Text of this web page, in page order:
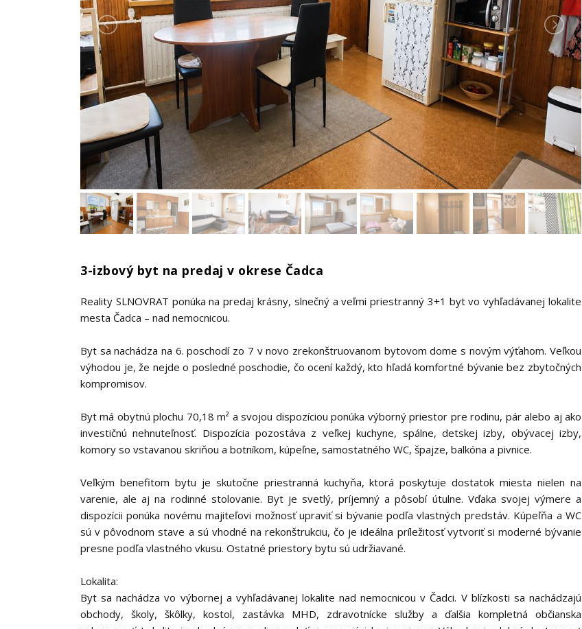
3-izbový byt na predaj v okrese Čadca
Reality SLNOVRAT ponúka na predaj krásny, slnečný a veľmi priestranný 3+1 byt vo vyhľadávanej lokalite
mesta Čadca – nad nemocnicou.
Byt sa nachádza na 6. poschodí zo 7 v novo zrekonštruovanom bytovom dome s novým výťahom. Veľkou
výhodou je, že nejde o posledné poschodie, čo ocení každý, kto hľadá komfortné bývanie bez zbytočných
kompromisov.
Byt má obytnú plochu 70,18 m² a svojou dispozíciou ponúka výborný priestor pre rodinu, pár alebo aj ako
investičnú nehnuteľnosť. Dispozícia pozostáva z veľkej kuchyne, spálne, detskej izby, obývacej izby,
komory so vstavanou skriňou a botníkom, kúpeľne, samostatného WC, špajze, balkóna a pivnice.
Veľkým benefitom bytu je skutočne priestranná kuchyňa, ktorá poskytuje dostatok miesta nielen na
varenie, ale aj na rodinné stolovanie. Byt je svetlý, príjemný a pôsobí útulne. Vďaka svojej výmere a
dispozícii ponúka novému majiteľovi možnosť upraviť si bývanie podľa vlastných predstáv. Kúpeľňa a WC
sú v pôvodnom stave a sú vhodné na rekonštrukciu, čo je ideálna príležitosť vytvoriť si moderné bývanie
presne podľa vlastného vkusu. Ostatné priestory bytu sú udržiavané.
Lokalita:
Byt sa nachádza vo výbornej a vyhľadávanej lokalite nad nemocnicou v Čadci. V blízkosti sa nachádzajú
obchody, školy, škôlky, kostol, zastávka MHD, zdravotnícke služby a ďalšia kompletná občianska